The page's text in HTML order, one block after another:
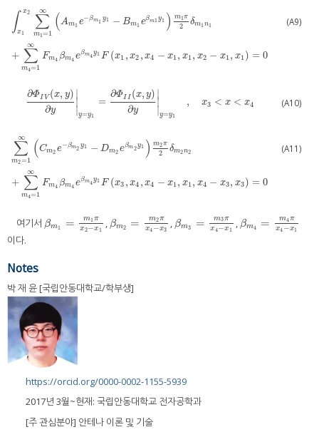
∫ x2
x1
∑
m1=1
∞ (Am1 e−βm1
y1 − Bm1 eβm1 y1 ) m1π
2 δm1n1
+ ∑
m4=1
∞
Fm4 βm4 eβm4
y1 F (x1 , x2 , x4 − x1, x1, x2 − x1, x1) = 0
m
(A9)
∂ΦIV (x, y)
∂y
∣
∣
y=y1
=
∂ΦI I (x, y)
∂y
∣
∣
y=y1
, x3 < x < x4
∂ΦIV(x, =y 1=∂ΦII(x,y)∂y , x3< x<x4 (A10)
∑
m2=1
∞ (Cm2 e− βm2
y1 − Dm2 e βm2
y1 ) m2π
2 δm2n2
+ ∑
m4=1
∞
Fm4 βm4 eβm4
y1 F (x3 , x4 , x4 − x1, x1, x4 − x3, x3) = 0
m
(A11)
여기서 βm1 = m1 π
x2−x1
βm1 =m 1πx2−x1βm2 = m2π
x4 −x3
βm2 =m 2πx4−x3βm3 = m3π
x4−x1
βm3 =m 3πx4−x1βm4 = m4π
x4 −x1
βm4 =m 4πx4−x
이다.
Notes
박 재 윤 [국립안동대학교/학부생]
https://orcid.org/0000-0002-1155-5939
2017년 3월~현재: 국립안동대학교 전자공학과
[주 관심분야] 안테나 이론 및 기술